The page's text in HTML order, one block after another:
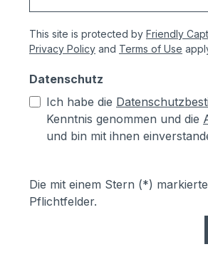
This site is protected by Friendly
Privacy Policy and Terms of Use
Datenschutz
Ich habe die
Kenntnis genommen und die
und bin mit ihnen
Die mit einem Stern (*)
Pflichtfelder.